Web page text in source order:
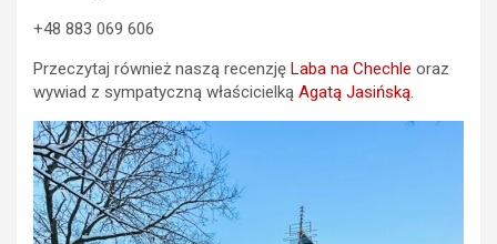
+48 883 069 606
Przeczytaj również naszą recenzję Laba na Chechle oraz
wywiad z sympatyczną właścicielką Agatą Jasińską